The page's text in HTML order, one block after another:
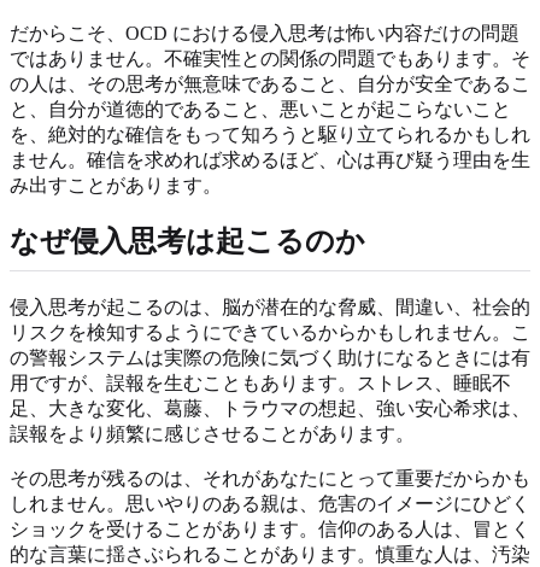
だからこそ、OCD における侵入思考は怖い内容だけの問題
ではありません。不確実性との関係の問題でもあります。そ
の人は、その思考が無意味であること、自分が安全であるこ
と、自分が道徳的であること、悪いことが起こらないこと
を、絶対的な確信をもって知ろうと駆り立てられるかもしれ
ません。確信を求めれば求めるほど、心は再び疑う理由を生
み出すことがあります。
なぜ侵入思考は起こるのか
侵入思考が起こるのは、脳が潜在的な脅威、間違い、社会的
リスクを検知するようにできているからかもしれません。こ
の警報システムは実際の危険に気づく助けになるときには有
用ですが、誤報を生むこともあります。ストレス、睡眠不
足、大きな変化、葛藤、トラウマの想起、強い安心希求は、
誤報をより頻繁に感じさせることがあります。
その思考が残るのは、それがあなたにとって重要だからかも
しれません。思いやりのある親は、危害のイメージにひどく
ショックを受けることがあります。信仰のある人は、冒とく
的な言葉に揺さぶられることがあります。慎重な人は、汚染